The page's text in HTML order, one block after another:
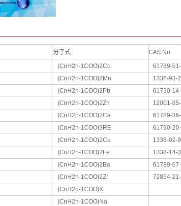
分子式
CAS No.
(CnH2n-1COO)2Co
61789-51-
(CnH2n-1COO)2Mn
1336-93-2
(CnH2n-1COO)2Pb
61790-
(CnH2n-1COO)2Zn
12001-
(CnH2n-1COO)2Ca
61789-
(CnH2n-1COO)3RE
61790-
(CnH2n-1COO)2Cu
1338-02-9
(CnH2n-1COO)2Fe
1338-14-3
(CnH2n-1COO)2Ba
61789-
(CnH2n-1COO)2Zr
72854-
(CnH2n-1COO)K
(CnH2n-1COO)Na